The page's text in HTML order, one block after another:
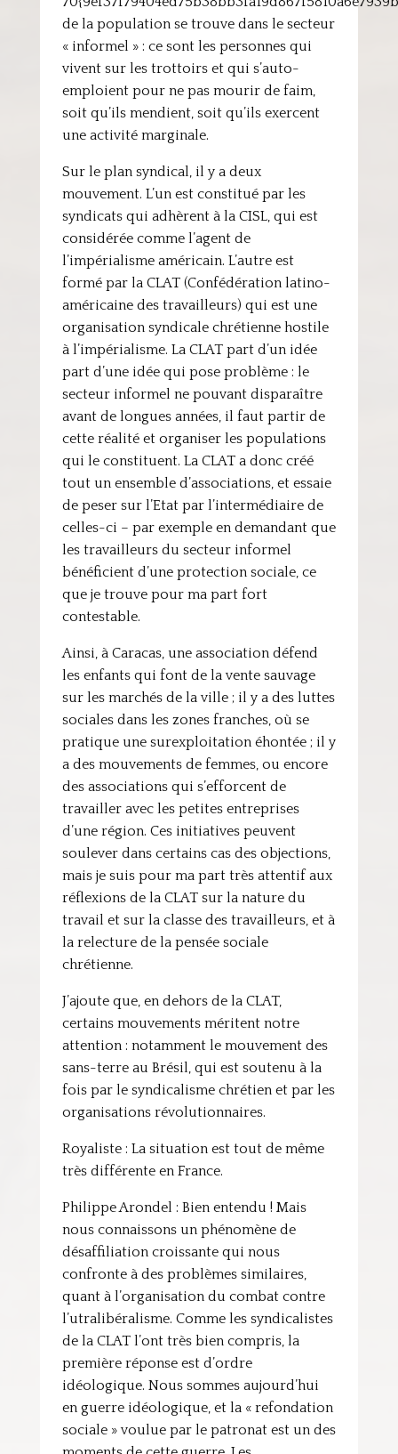
de la population se trouve dans le secteur
« informel » : ce sont les personnes qui
vivent sur les trottoirs et qui s’auto-
emploient pour ne pas mourir de faim,
soit qu’ils mendient, soit qu’ils exercent
une activité marginale.
Sur le plan syndical, il y a deux
mouvement. L’un est constitué par les
syndicats qui adhèrent à la CISL, qui est
considérée comme l’agent de
l’impérialisme américain. L’autre est
formé par la CLAT (Confédération latino-
américaine des travailleurs) qui est une
organisation syndicale chrétienne hostile
à l’impérialisme. La CLAT part d’un idée
part d’une idée qui pose problème : le
secteur informel ne pouvant disparaître
avant de longues années, il faut partir de
cette réalité et organiser les populations
qui le constituent. La CLAT a donc créé
tout un ensemble d’associations, et essaie
de peser sur l’Etat par l’intermédiaire de
celles-ci – par exemple en demandant que
les travailleurs du secteur informel
bénéficient d’une protection sociale, ce
que je trouve pour ma part fort
contestable.
Ainsi, à Caracas, une association défend
les enfants qui font de la vente sauvage
sur les marchés de la ville ; il y a des luttes
sociales dans les zones franches, où se
pratique une surexploitation éhontée ; il y
a des mouvements de femmes, ou encore
des associations qui s’efforcent de
travailler avec les petites entreprises
d’une région. Ces initiatives peuvent
soulever dans certains cas des objections,
mais je suis pour ma part très attentif aux
réflexions de la CLAT sur la nature du
travail et sur la classe des travailleurs, et à
la relecture de la pensée sociale
chrétienne.
J’ajoute que, en dehors de la CLAT,
certains mouvements méritent notre
attention : notamment le mouvement des
sans-terre au Brésil, qui est soutenu à la
fois par le syndicalisme chrétien et par les
organisations révolutionnaires.
Royaliste : La situation est tout de même
très différente en France.
Philippe Arondel : Bien entendu ! Mais
nous connaissons un phénomène de
désaffiliation croissante qui nous
confronte à des problèmes similaires,
quant à l’organisation du combat contre
l’utralibéralisme. Comme les syndicalistes
de la CLAT l’ont très bien compris, la
première réponse est d’ordre
idéologique. Nous sommes aujourd’hui
en guerre idéologique, et la « refondation
sociale » voulue par le patronat est un des